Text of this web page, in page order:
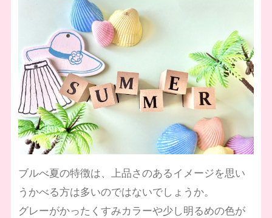
ブルべ夏の特徴は、上品さのあるイメージを思い
うかべる方は多いのではないでしょうか。
グレーがかったくすみカラーや少し明るめの色が